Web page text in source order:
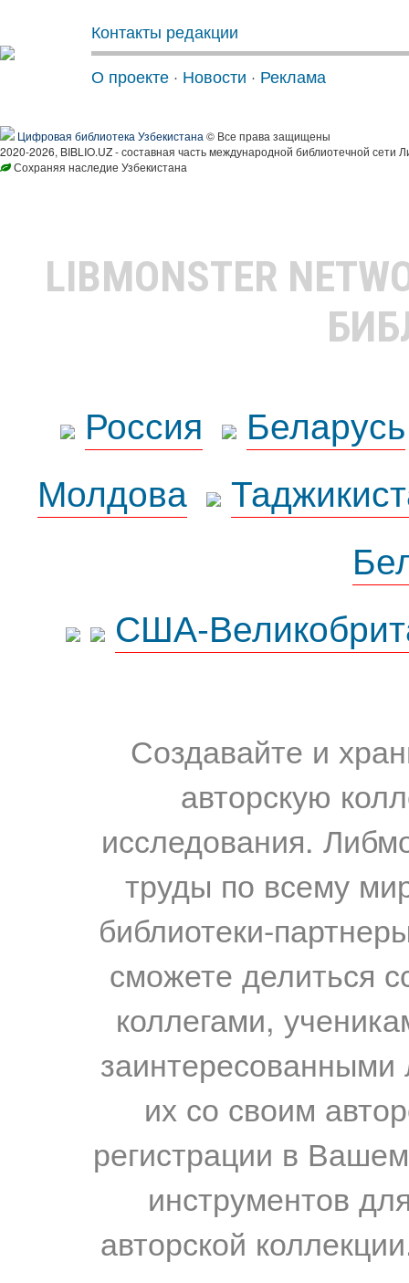
Контакты редакции
О проекте · Новости · Реклама
Цифровая библиотека Узбекистана © Все права защищены
2020-2026, BIBLIO.UZ - составная часть международной библиотечной сети
Сохраняя наследие Узбекистана
LIBMONSTER
Россия
Беларусь
Молдова
США-
Создавайте и
авторскую
исследования.
труды по всему
библиотеки-
сможете делиться
коллегами,
их со своим
регистрации в
инструментов
авторской